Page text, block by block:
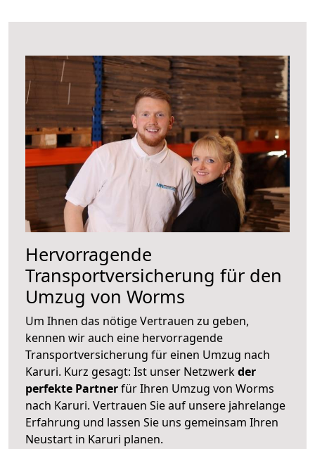
Hervorragende
Transportversicherung für den
Umzug von Worms
Um Ihnen das nötige Vertrauen zu geben,
kennen wir auch eine hervorragende
Transportversicherung für einen Umzug nach
Karuri. Kurz gesagt: Ist unser Netzwerkder
perfekte Partnerfür Ihren Umzug von Worms
nach Karuri. Vertrauen Sie auf unsere jahrelange
Erfahrung und lassen Sie uns gemeinsam Ihren
Neustart in Karuri planen.